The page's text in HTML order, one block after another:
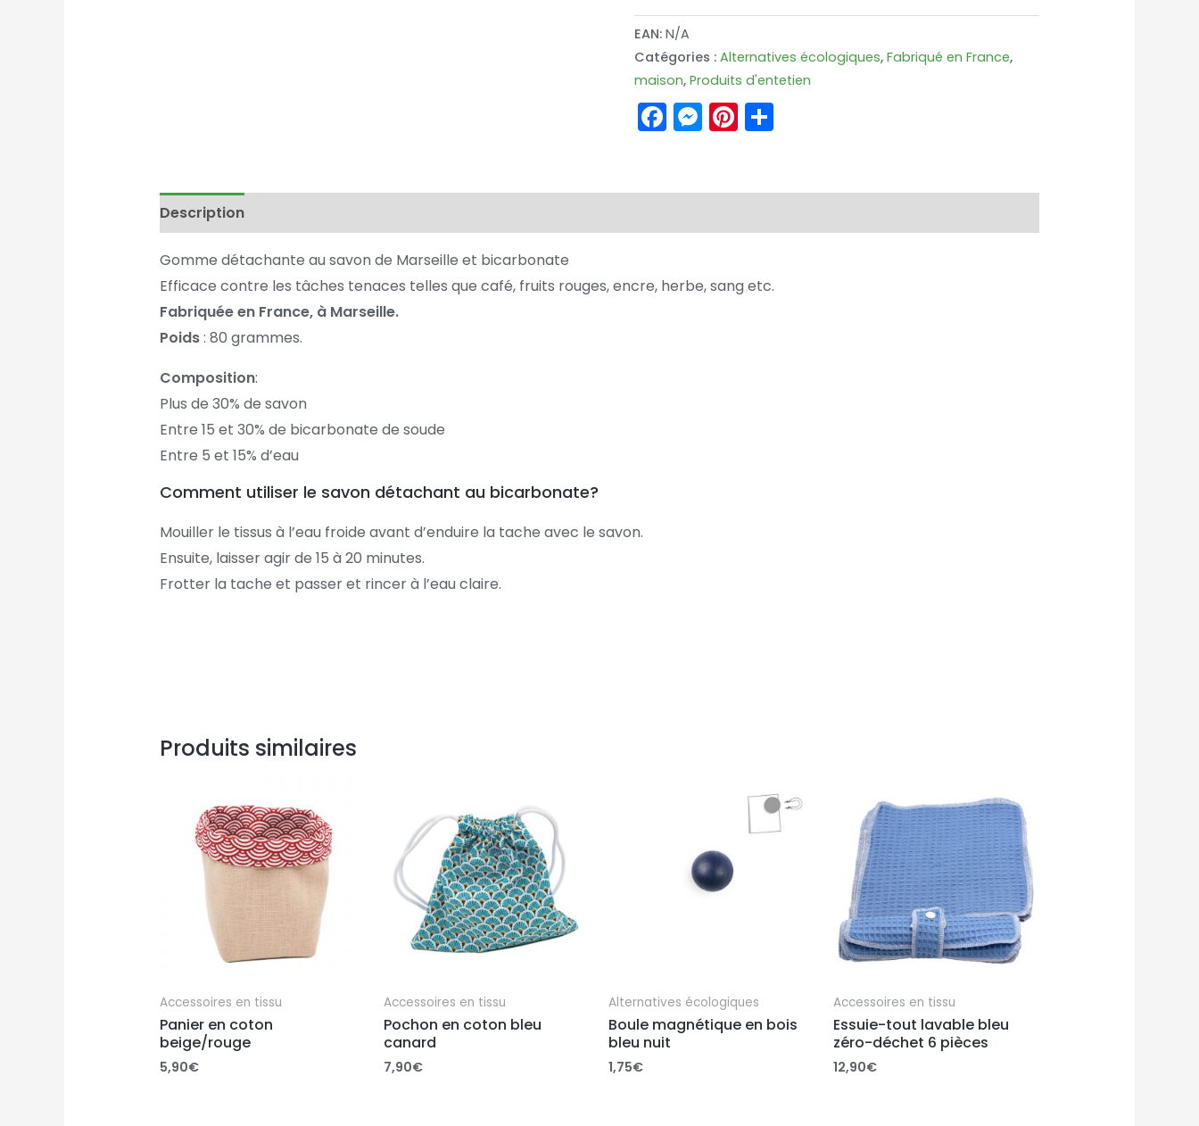
EAN:N/A
Catégories :Alternatives écologiques,Fabriqué en France,
maison,Produits d'entetien
Facebook
Messenger
Pinterest
Description
Gomme détachante au savon de Marseille et bicarbonate
Efficace contre les tâches tenaces telles que café, fruits rouges, encre, herbe, sang etc.
Fabriquée en France, à Marseille.
Poids: 80 grammes.
Composition:
Plus de 30% de savon
Entre 15 et 30% de bicarbonate de soude
Entre 5 et 15% d’eau
Comment utiliser le savon détachant au bicarbonate?
Mouiller le tissus à l’eau froide avant d’enduire la tache avec le savon.
Ensuite, laisser agir de 15 à 20 minutes.
Frotter la tache et passer et rincer à l’eau claire.
Produits similaires
Accessoires en tissu
Panier en coton
beige/rouge
5,90€
Accessoires en tissu
Pochon en coton bleu
canard
7,90€
Alternatives écologiques
Boule magnétique en bois
bleu nuit
1,75€
Accessoires en tissu
Essuie-tout lavable bleu
zéro-déchet 6 pièces
12,90€